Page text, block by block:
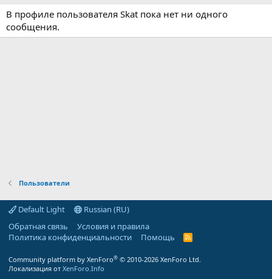
В профиле пользователя Skat пока нет ни одного
сообщения.
Пользователи
Default Light
Russian (RU)
Обратная связь
Условия и правила
Политика конфиденциальности
Помощь
R
Community platform by XenForo® © 2010-2026 XenForo Ltd.
Локализация от XenForo.Info